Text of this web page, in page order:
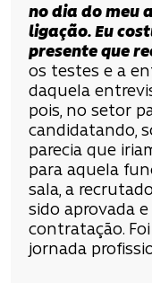
no dia do meu
ligação. Eu
presente que
os testes e a
daquela
pois, no setor
candidatando,
parecia que
para aquela
sala, a
sido aprovada
contratação.
jornada